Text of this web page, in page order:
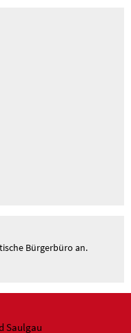
Bürgerbüro an.